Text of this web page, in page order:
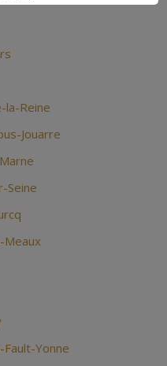
la-Reine
Jouarre
Seine
Meaux
Yonne